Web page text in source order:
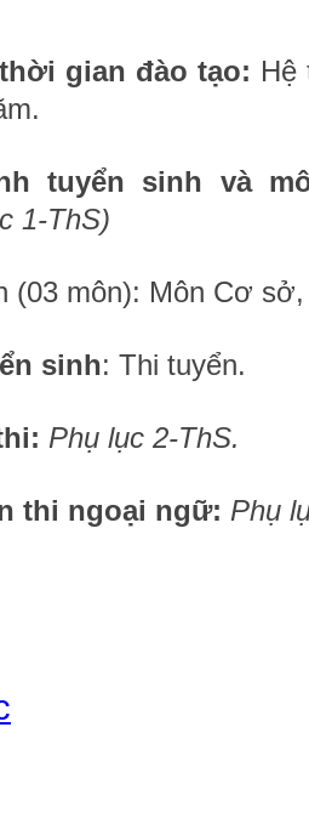
gian đào tạo: Hệ
tuyển sinh và
1-ThS)
(03 môn): Môn Cơ
sinh: Thi tuyển.
Phụ lục 2-ThS.
thi ngoại ngữ: Phụ